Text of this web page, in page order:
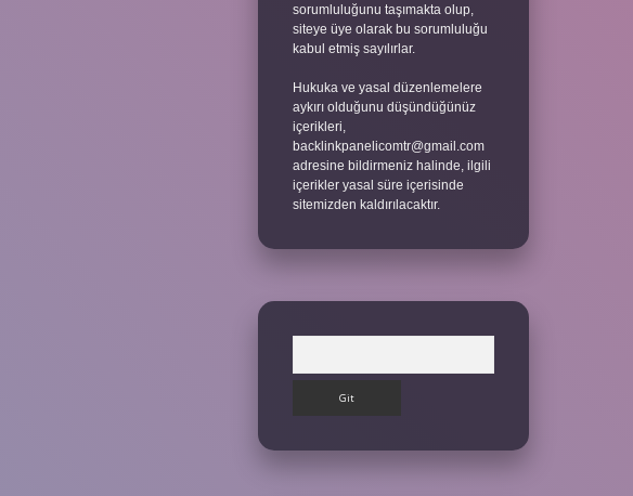
sorumluluğunu taşımakta olup,
siteye üye olarak bu sorumluluğu
kabul etmiş sayılırlar.
Hukuka ve yasal düzenlemelere
aykırı olduğunu düşündüğünüz
içerikleri,
backlinkpanelicomtr@gmail.com
adresine bildirmeniz halinde, ilgili
içerikler yasal süre içerisinde
sitemizden kaldırılacaktır.